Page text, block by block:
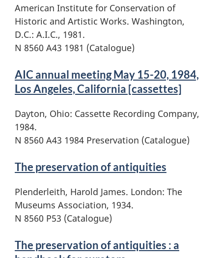
American Institute for Conservation of
Historic and Artistic Works. Washington,
D.C.: A.I.C., 1981.
N 8560 A43 1981 (Catalogue)
AIC annual meeting May 15-20, 1984,
Los Angeles, California [cassettes]
Dayton, Ohio: Cassette Recording Company,
1984.
N 8560 A43 1984 Preservation (Catalogue)
The preservation of antiquities
Plenderleith, Harold James. London: The
Museums Association, 1934.
N 8560 P53 (Catalogue)
The preservation of antiquities : a